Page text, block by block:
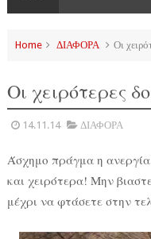
Home ΔΙΑΦΟΡΑ Οι
Οι χειρότερες
14.11.14 ΔΙΑΦΟΡΑ
Άσχημο πράγμα η
και χειρότερα! Μην
μέχρι να φτάσετε στην